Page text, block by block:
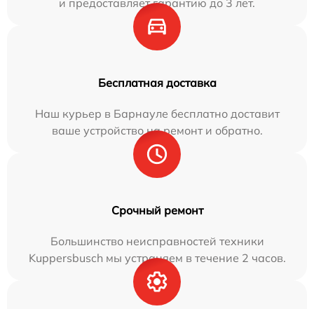
и предоставляет гарантию до 3 лет.
Бесплатная доставка
Наш курьер в Барнауле бесплатно доставит
ваше устройство на ремонт и обратно.
Срочный ремонт
Большинство неисправностей техники
Kuppersbusch мы устраняем в течение 2 часов.